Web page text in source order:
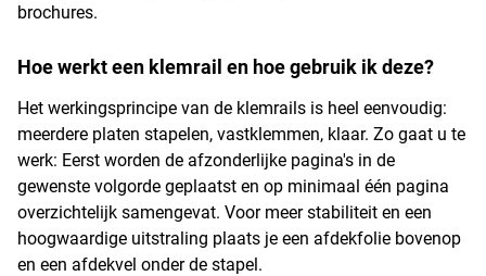
brochures.
Hoe werkt een klemrail en hoe gebruik ik deze?
Het werkingsprincipe van de klemrails is heel eenvoudig:
meerdere platen stapelen, vastklemmen, klaar. Zo gaat u te
werk: Eerst worden de afzonderlijke pagina's in de
gewenste volgorde geplaatst en op minimaal één pagina
overzichtelijk samengevat. Voor meer stabiliteit en een
hoogwaardige uitstraling plaats je een afdekfolie bovenop
en een afdekvel onder de stapel.